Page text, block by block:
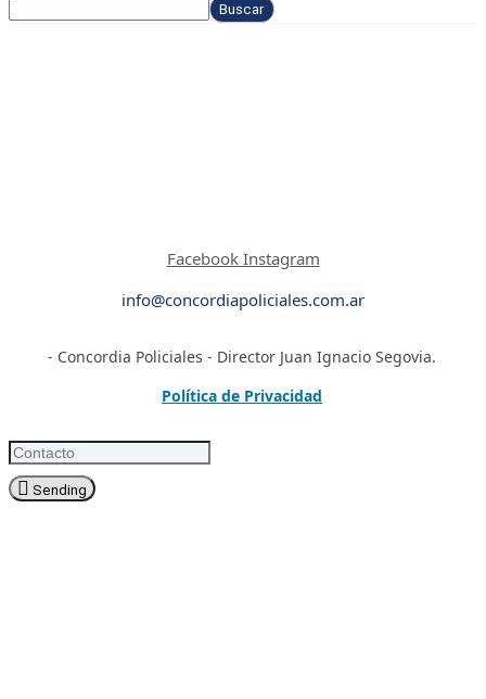
Buscar
Facebook Instagram
info@concordiapoliciales.com.ar
- Concordia Policiales - Director Juan Ignacio Segovia.
Política de Privacidad
Sending